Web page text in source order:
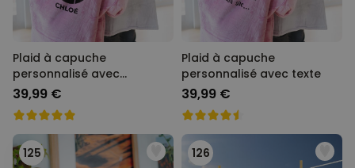
Plaid à capuche
personnalisé avec
monogramme
39,99 €
Plaid à capuche
personnalisé avec texte
39,99 €
125 126